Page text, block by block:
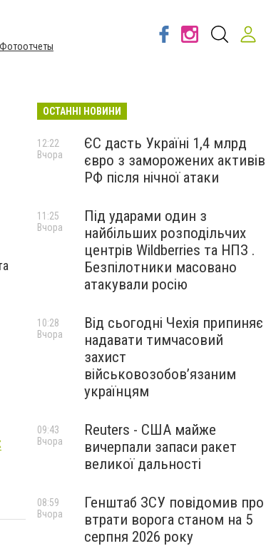
Фотоотчеты
ОСТАННІ НОВИНИ
ЄС дасть Україні 1,4 млрд
євро з заморожених активів
РФ після нічної атаки
12:22
Вчора
Під ударами один з
найбільших розподільчих
центрів Wildberries та НПЗ .
Безпілотники масовано
атакували росію
11:25
Вчора
Від сьогодні Чехія припиняє
надавати тимчасовий
захист
військовозобов’язаним
українцям
10:28
Вчора
Reuters - США майже
вичерпали запаси ракет
великої дальності
09:43
Вчора
Генштаб ЗСУ повідомив про
втрати ворога станом на 5
серпня 2026 року
08:59
Вчора